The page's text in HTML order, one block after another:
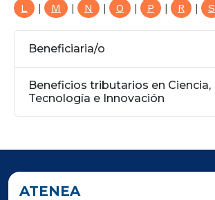
L
| M | N | O | P | R | S
Beneficiaria/o
Beneficios tributarios en Ciencia,
Tecnología e Innovación
ATENEA